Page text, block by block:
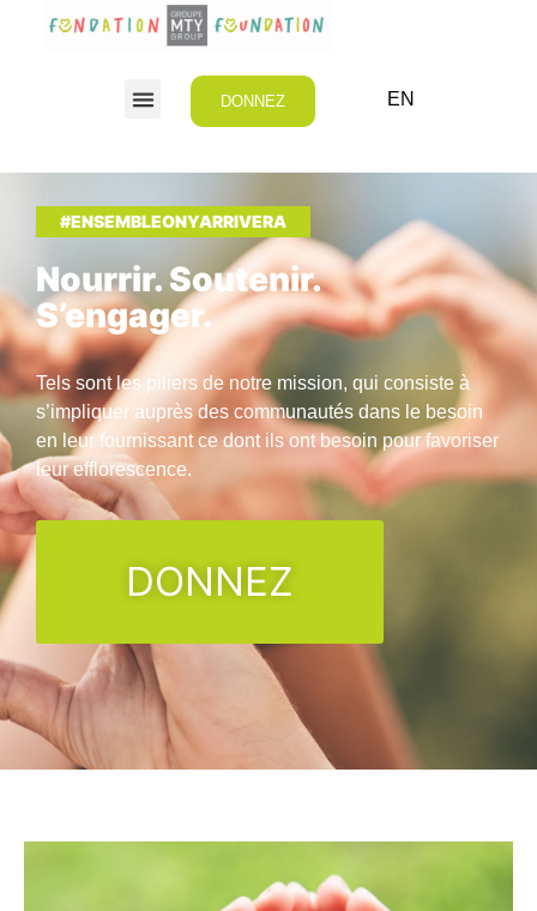
DONNEZ EN
#ENSEMBLEONYARRIVERA
Nourrir. Soutenir.
S’engager.
Tels sont les piliers de notre mission, qui consiste à
s’impliquer auprès des communautés dans le besoin
en leur fournissant ce dont ils ont besoin pour favoriser
leur efflorescence.
DONNEZ